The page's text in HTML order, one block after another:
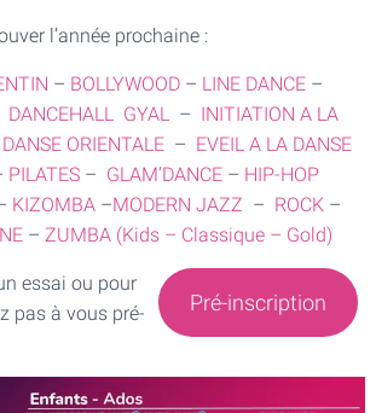
l’année prochaine :
– BOLLYWOOD– LINE DANCE–
DANCEHALL GYAL – INITIATION A LA
DANSE ORIENTALE– EVEIL A LA DANSE
PILATES – GLAM’DANCE – HIP-HOP
KIZOMBA–MODERN JAZZ – ROCK–
– ZUMBA (Kids – Classique – Gold)
Pré-inscription
essai ou pour
pas à vous pré-